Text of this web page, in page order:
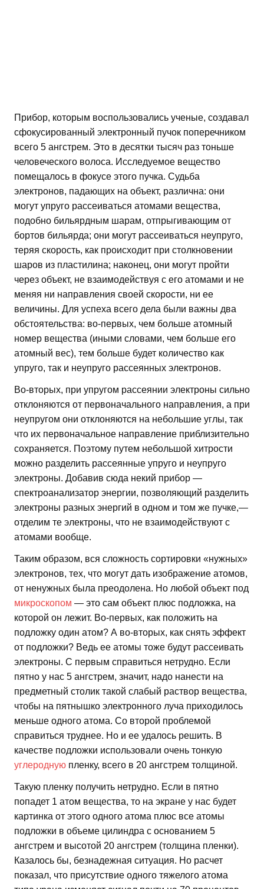
Прибор, которым воспользовались ученые, создавал
сфокусированный электронный пучок поперечником
всего 5 ангстрем. Это в десятки тысяч раз тоньше
человеческого волоса. Исследуемое вещество
помещалось в фокусе этого пучка. Судьба
электронов, падающих на объект, различна: они
могут упруго рассеиваться атомами вещества,
подобно бильярдным шарам, отпрыгивающим от
бортов бильярда; они могут рассеиваться неупруго,
теряя скорость, как происходит при столкновении
шаров из пластилина; наконец, они могут пройти
через объект, не взаимодействуя с его атомами и не
меняя ни направления своей скорости, ни ее
величины. Для успеха всего дела были важны два
обстоятельства: во-первых, чем больше атомный
номер вещества (иными словами, чем больше его
атомный вес), тем больше будет количество как
упруго, так и неупруго рассеянных электронов.
Во-вторых, при упругом рассеянии электроны сильно
отклоняются от первоначального направления, а при
неупругом они отклоняются на небольшие углы, так
что их первоначальное направление приблизительно
сохраняется. Поэтому путем небольшой хитрости
можно разделить рассеянные упруго и неупруго
электроны. Добавив сюда некий прибор —
спектроанализатор энергии, позволяющий разделить
электроны разных энергий в одном и том же пучке,—
отделим те электроны, что не взаимодействуют с
атомами вообще.
Таким образом, вся сложность сортировки «нужных»
электронов, тех, что могут дать изображение атомов,
от ненужных была преодолена. Но любой объект под
микроскопом — это сам объект плюс подложка, на
которой он лежит. Во-первых, как положить на
подложку один атом? А во-вторых, как снять эффект
от подложки? Ведь ее атомы тоже будут рассеивать
электроны. С первым справиться нетрудно. Если
пятно у нас 5 ангстрем, значит, надо нанести на
предметный столик такой слабый раствор вещества,
чтобы на пятнышко электронного луча приходилось
меньше одного атома. Со второй проблемой
справиться труднее. Но и ее удалось решить. В
качестве подложки использовали очень тонкую
углеродную пленку, всего в 20 ангстрем толщиной.
Такую пленку получить нетрудно. Если в пятно
попадет 1 атом вещества, то на экране у нас будет
картинка от этого одного атома плюс все атомы
подложки в объеме цилиндра с основанием 5
ангстрем и высотой 20 ангстрем (толщина пленки).
Казалось бы, безнадежная ситуация. Но расчет
показал, что присутствие одного тяжелого атома